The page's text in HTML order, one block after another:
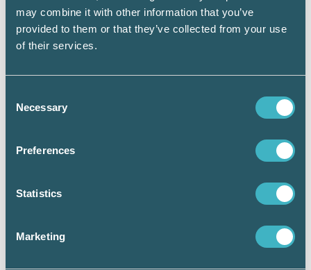
may combine it with other information that you’ve
provided to them or that they’ve collected from your use
of their services.
Selection
Necessary
Preferences
Statistics
Marketing
Catrine Dahl
Tips för bästa kursupplevelse på
1.Säkerställ en stabil internet­
2.Förbered dig i god tid med teknik och